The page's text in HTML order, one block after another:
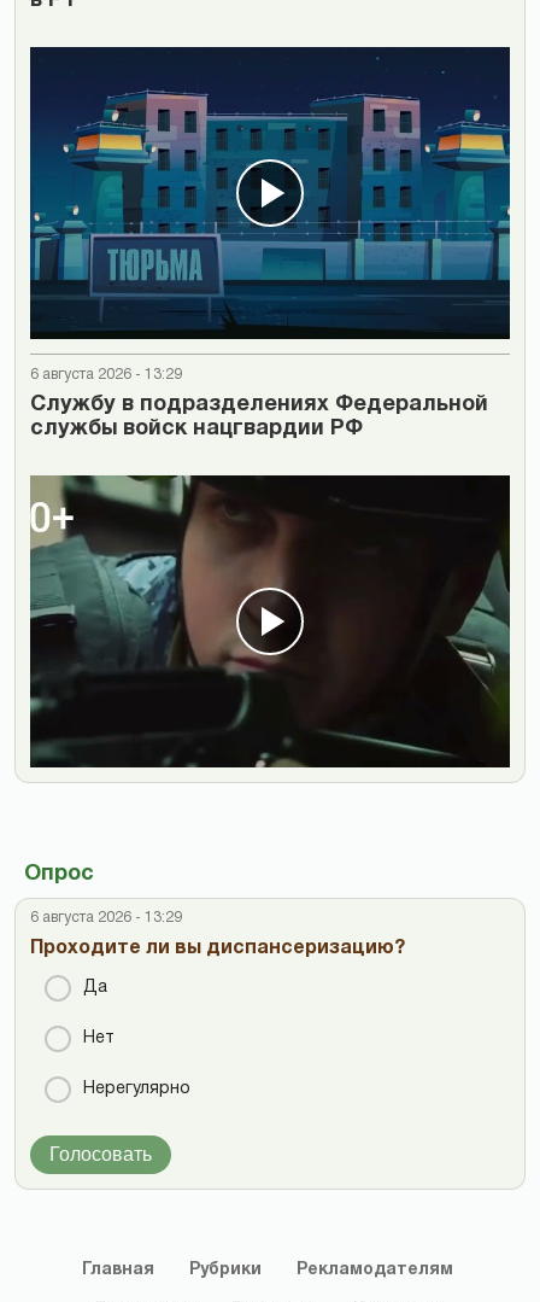
6 августа 2026 - 13:29
Cлужбу в подразделениях Федеральной
службы войск нацгвардии РФ
Опрос
6 августа 2026 - 13:29
Проходите ли вы диспансеризацию?
Да
Нет
Нерегулярно
Голосовать
Главная Рубрики Рекламодателям